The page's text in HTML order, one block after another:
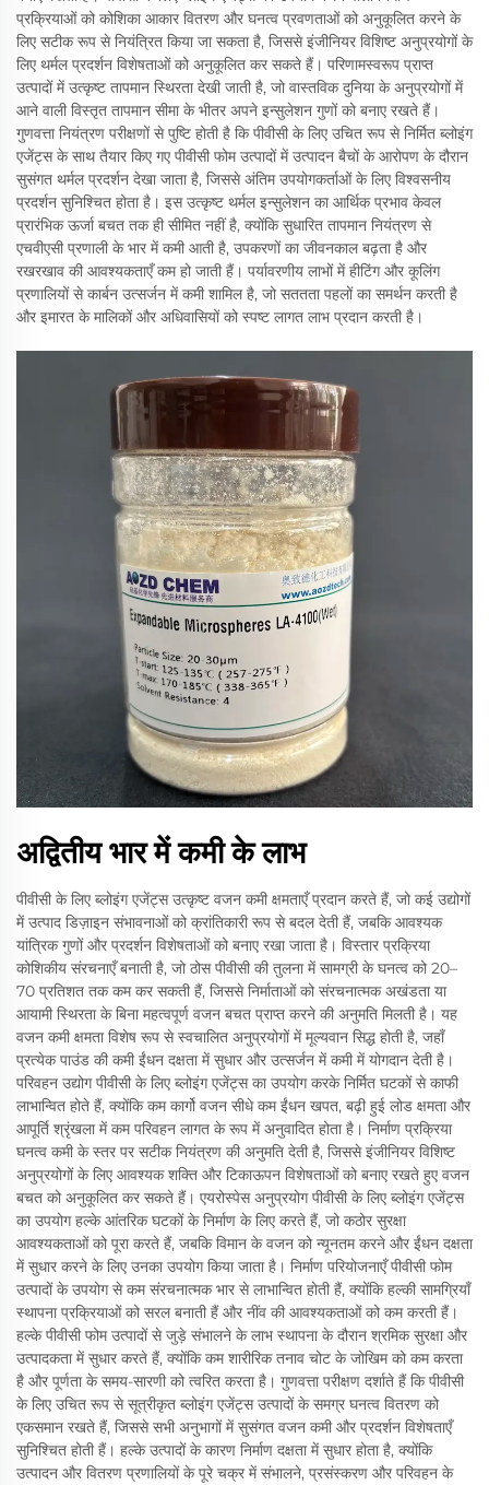
प्रक्रियाओं को कोशिका आकार वितरण और घनत्व प्रवणताओं को अनुकूलित करने के
लिए सटीक रूप से नियंत्रित किया जा सकता है, जिससे इंजीनियर विशिष्ट अनुप्रयोगों के
लिए थर्मल प्रदर्शन विशेषताओं को अनुकूलित कर सकते हैं। परिणामस्वरूप प्राप्त
उत्पादों में उत्कृष्ट तापमान स्थिरता देखी जाती है, जो वास्तविक दुनिया के अनुप्रयोगों में
आने वाली विस्तृत तापमान सीमा के भीतर अपने इन्सुलेशन गुणों को बनाए रखते हैं।
गुणवत्ता नियंत्रण परीक्षणों से पुष्टि होती है कि पीवीसी के लिए उचित रूप से निर्मित ब्लोइंग
एजेंट्स के साथ तैयार किए गए पीवीसी फोम उत्पादों में उत्पादन बैचों के आरोपण के दौरान
सुसंगत थर्मल प्रदर्शन देखा जाता है, जिससे अंतिम उपयोगकर्ताओं के लिए विश्वसनीय
प्रदर्शन सुनिश्चित होता है। इस उत्कृष्ट थर्मल इन्सुलेशन का आर्थिक प्रभाव केवल
प्रारंभिक ऊर्जा बचत तक ही सीमित नहीं है, क्योंकि सुधारित तापमान नियंत्रण से
एचवीएसी प्रणाली के भार में कमी आती है, उपकरणों का जीवनकाल बढ़ता है और
रखरखाव की आवश्यकताएँ कम हो जाती हैं। पर्यावरणीय लाभों में हीटिंग और कूलिंग
प्रणालियों से कार्बन उत्सर्जन में कमी शामिल है, जो सततता पहलों का समर्थन करती है
और इमारत के मालिकों और अधिवासियों को स्पष्ट लागत लाभ प्रदान करती है।
अद्वितीय भार में कमी के लाभ
पीवीसी के लिए ब्लोइंग एजेंट्स उत्कृष्ट वजन कमी क्षमताएँ प्रदान करते हैं, जो कई उद्योगों
में उत्पाद डिज़ाइन संभावनाओं को क्रांतिकारी रूप से बदल देती हैं, जबकि आवश्यक
यांत्रिक गुणों और प्रदर्शन विशेषताओं को बनाए रखा जाता है। विस्तार प्रक्रिया
कोशिकीय संरचनाएँ बनाती है, जो ठोस पीवीसी की तुलना में सामग्री के घनत्व को 20–
70 प्रतिशत तक कम कर सकती हैं, जिससे निर्माताओं को संरचनात्मक अखंडता या
आयामी स्थिरता के बिना महत्वपूर्ण वजन बचत प्राप्त करने की अनुमति मिलती है। यह
वजन कमी क्षमता विशेष रूप से स्वचालित अनुप्रयोगों में मूल्यवान सिद्ध होती है, जहाँ
प्रत्येक पाउंड की कमी ईंधन दक्षता में सुधार और उत्सर्जन में कमी में योगदान देती है।
परिवहन उद्योग पीवीसी के लिए ब्लोइंग एजेंट्स का उपयोग करके निर्मित घटकों से काफी
लाभान्वित होते हैं, क्योंकि कम कार्गो वजन सीधे कम ईंधन खपत, बढ़ी हुई लोड क्षमता और
आपूर्ति श्रृंखला में कम परिवहन लागत के रूप में अनुवादित होता है। निर्माण प्रक्रिया
घनत्व कमी के स्तर पर सटीक नियंत्रण की अनुमति देती है, जिससे इंजीनियर विशिष्ट
अनुप्रयोगों के लिए आवश्यक शक्ति और टिकाऊपन विशेषताओं को बनाए रखते हुए वजन
बचत को अनुकूलित कर सकते हैं। एयरोस्पेस अनुप्रयोग पीवीसी के लिए ब्लोइंग एजेंट्स
का उपयोग हल्के आंतरिक घटकों के निर्माण के लिए करते हैं, जो कठोर सुरक्षा
आवश्यकताओं को पूरा करते हैं, जबकि विमान के वजन को न्यूनतम करने और ईंधन दक्षता
में सुधार करने के लिए उनका उपयोग किया जाता है। निर्माण परियोजनाएँ पीवीसी फोम
उत्पादों के उपयोग से कम संरचनात्मक भार से लाभान्वित होती हैं, क्योंकि हल्की सामग्रियाँ
स्थापना प्रक्रियाओं को सरल बनाती हैं और नींव की आवश्यकताओं को कम करती हैं।
हल्के पीवीसी फोम उत्पादों से जुड़े संभालने के लाभ स्थापना के दौरान श्रमिक सुरक्षा और
उत्पादकता में सुधार करते हैं, क्योंकि कम शारीरिक तनाव चोट के जोखिम को कम करता
है और पूर्णता के समय-सारणी को त्वरित करता है। गुणवत्ता परीक्षण दर्शाते हैं कि पीवीसी
के लिए उचित रूप से सूत्रीकृत ब्लोइंग एजेंट्स उत्पादों के समग्र घनत्व वितरण को
एकसमान रखते हैं, जिससे सभी अनुभागों में सुसंगत वजन कमी और प्रदर्शन विशेषताएँ
सुनिश्चित होती हैं। हल्के उत्पादों के कारण निर्माण दक्षता में सुधार होता है, क्योंकि
उत्पादन और वितरण प्रणालियों के पूरे चक्र में संभालने, प्रसंस्करण और परिवहन के